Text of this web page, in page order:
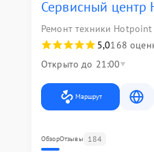
Сервисный
Ремонт техники
5,0168
Открыто до 21:00
Маршрут
ОбзорОтзывы 184